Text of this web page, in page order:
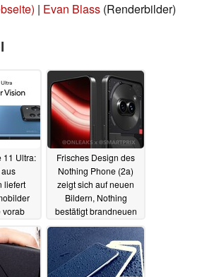
| Evan Blass (Renderbilder)
11 Ultra:
liefert
vorab
Frisches Design des
Nothing Phone (2a)
zeigt sich auf neuen
Bildern, Nothing
bestätigt brandneuen
Prozessor20.02.2024